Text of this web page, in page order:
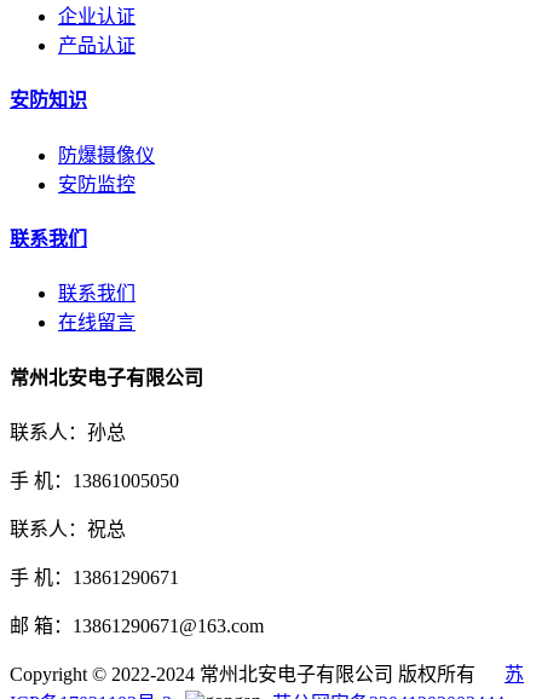
企业认证
产品认证
安防知识
防爆摄像仪
安防监控
联系我们
联系我们
在线留言
常州北安电子有限公司
联系人：孙总
手 机：13861005050
联系人：祝总
手 机：13861290671
邮 箱：13861290671@163.com
Copyright © 2022-2024 常州北安电子有限公司 版权所有 苏